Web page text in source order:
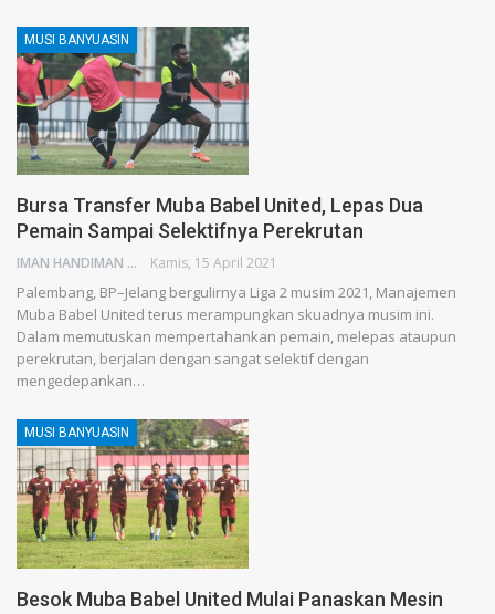
MUSI BANYUASIN
Bursa Transfer Muba Babel United, Lepas Dua
Pemain Sampai Selektifnya Perekrutan
IMAN HANDIMAN Kamis, 15 April 2021
Palembang, BP–Jelang bergulirnya Liga 2 musim 2021, Manajemen
Muba Babel United terus merampungkan skuadnya musim ini.
Dalam memutuskan mempertahankan pemain, melepas ataupun
perekrutan, berjalan dengan sangat selektif dengan
mengedepankan…
MUSI BANYUASIN
Besok Muba Babel United Mulai Panaskan Mesin